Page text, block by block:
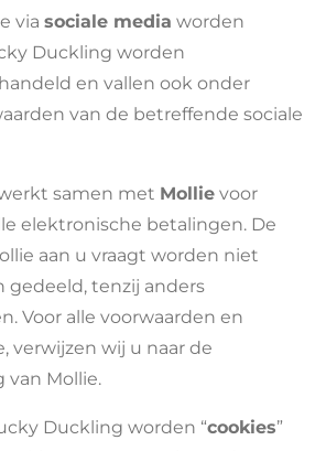
via sociale media worden
Duckling worden
en vallen ook onder
van de betreffende sociale
samen met Mollie voor
elektronische betalingen. De
aan u vraagt worden niet
tenzij anders
Voor alle voorwaarden en
verwijzen wij u naar de
van Mollie.
Duckling worden “cookies”